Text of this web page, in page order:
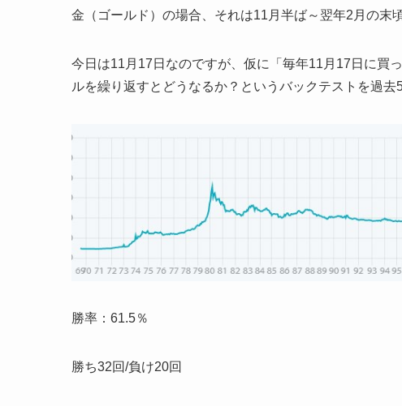
金（ゴールド）の場合、それは11月半ば～翌年2月の
今日は11月17日なのですが、仮に「毎年11月17日に買
ルを繰り返すとどうなるか？というバックテストを過
勝率：61.5％
勝ち32回/負け20回